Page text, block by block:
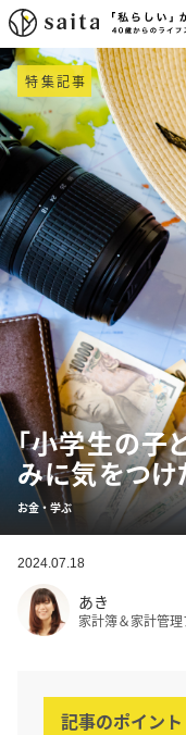
特集記事
「小学生の子
みに気をつ
お金・学ぶ
2024.07.18
あき
家計簿＆家計管
記事のポイント